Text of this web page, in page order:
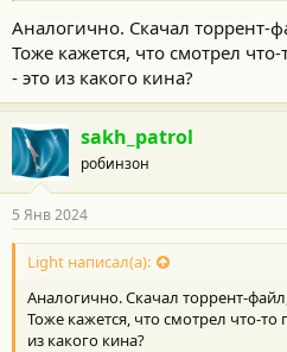
Аналогично. Скачал торрент-
Тоже кажется, что смотрел
- это из какого кина?
sakh_patrol
робинзон
5 Янв 2024
Light написал(а):
Аналогично. Скачал торрент-
Тоже кажется, что смотрел что-то
из какого кина?